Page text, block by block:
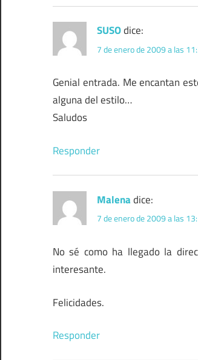
SUSOdice:
7 de enero de 2009 a las
Genial entrada. Me encantan
alguna del estilo…
Saludos
Responder
Malenadice:
7 de enero de 2009 a las
No sé como ha llegado la
interesante.
Felicidades.
Responder